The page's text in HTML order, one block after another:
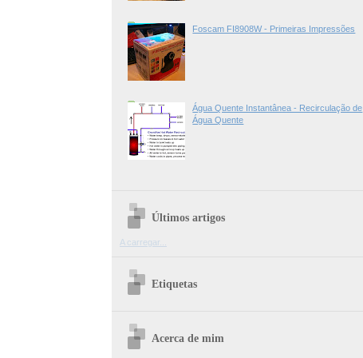
Foscam FI8908W - Primeiras Impressões
Água Quente Instantânea - Recirculação de
Água Quente
Últimos artigos
A carregar...
Etiquetas
Acerca de mim